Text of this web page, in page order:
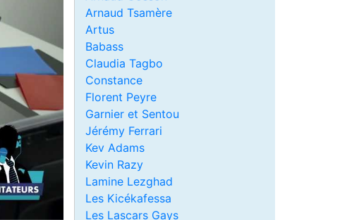
Arnaud Tsamère
Artus
Babass
Claudia Tagbo
Constance
Florent Peyre
Garnier et Sentou
Jérémy Ferrari
Kev Adams
Kevin Razy
Lamine Lezghad
Les Kicékafessa
Les Lascars Gays